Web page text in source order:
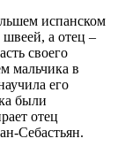
испанском
швеей, а отец –
своего
мальчика в
его
были
отец
Себастьян.